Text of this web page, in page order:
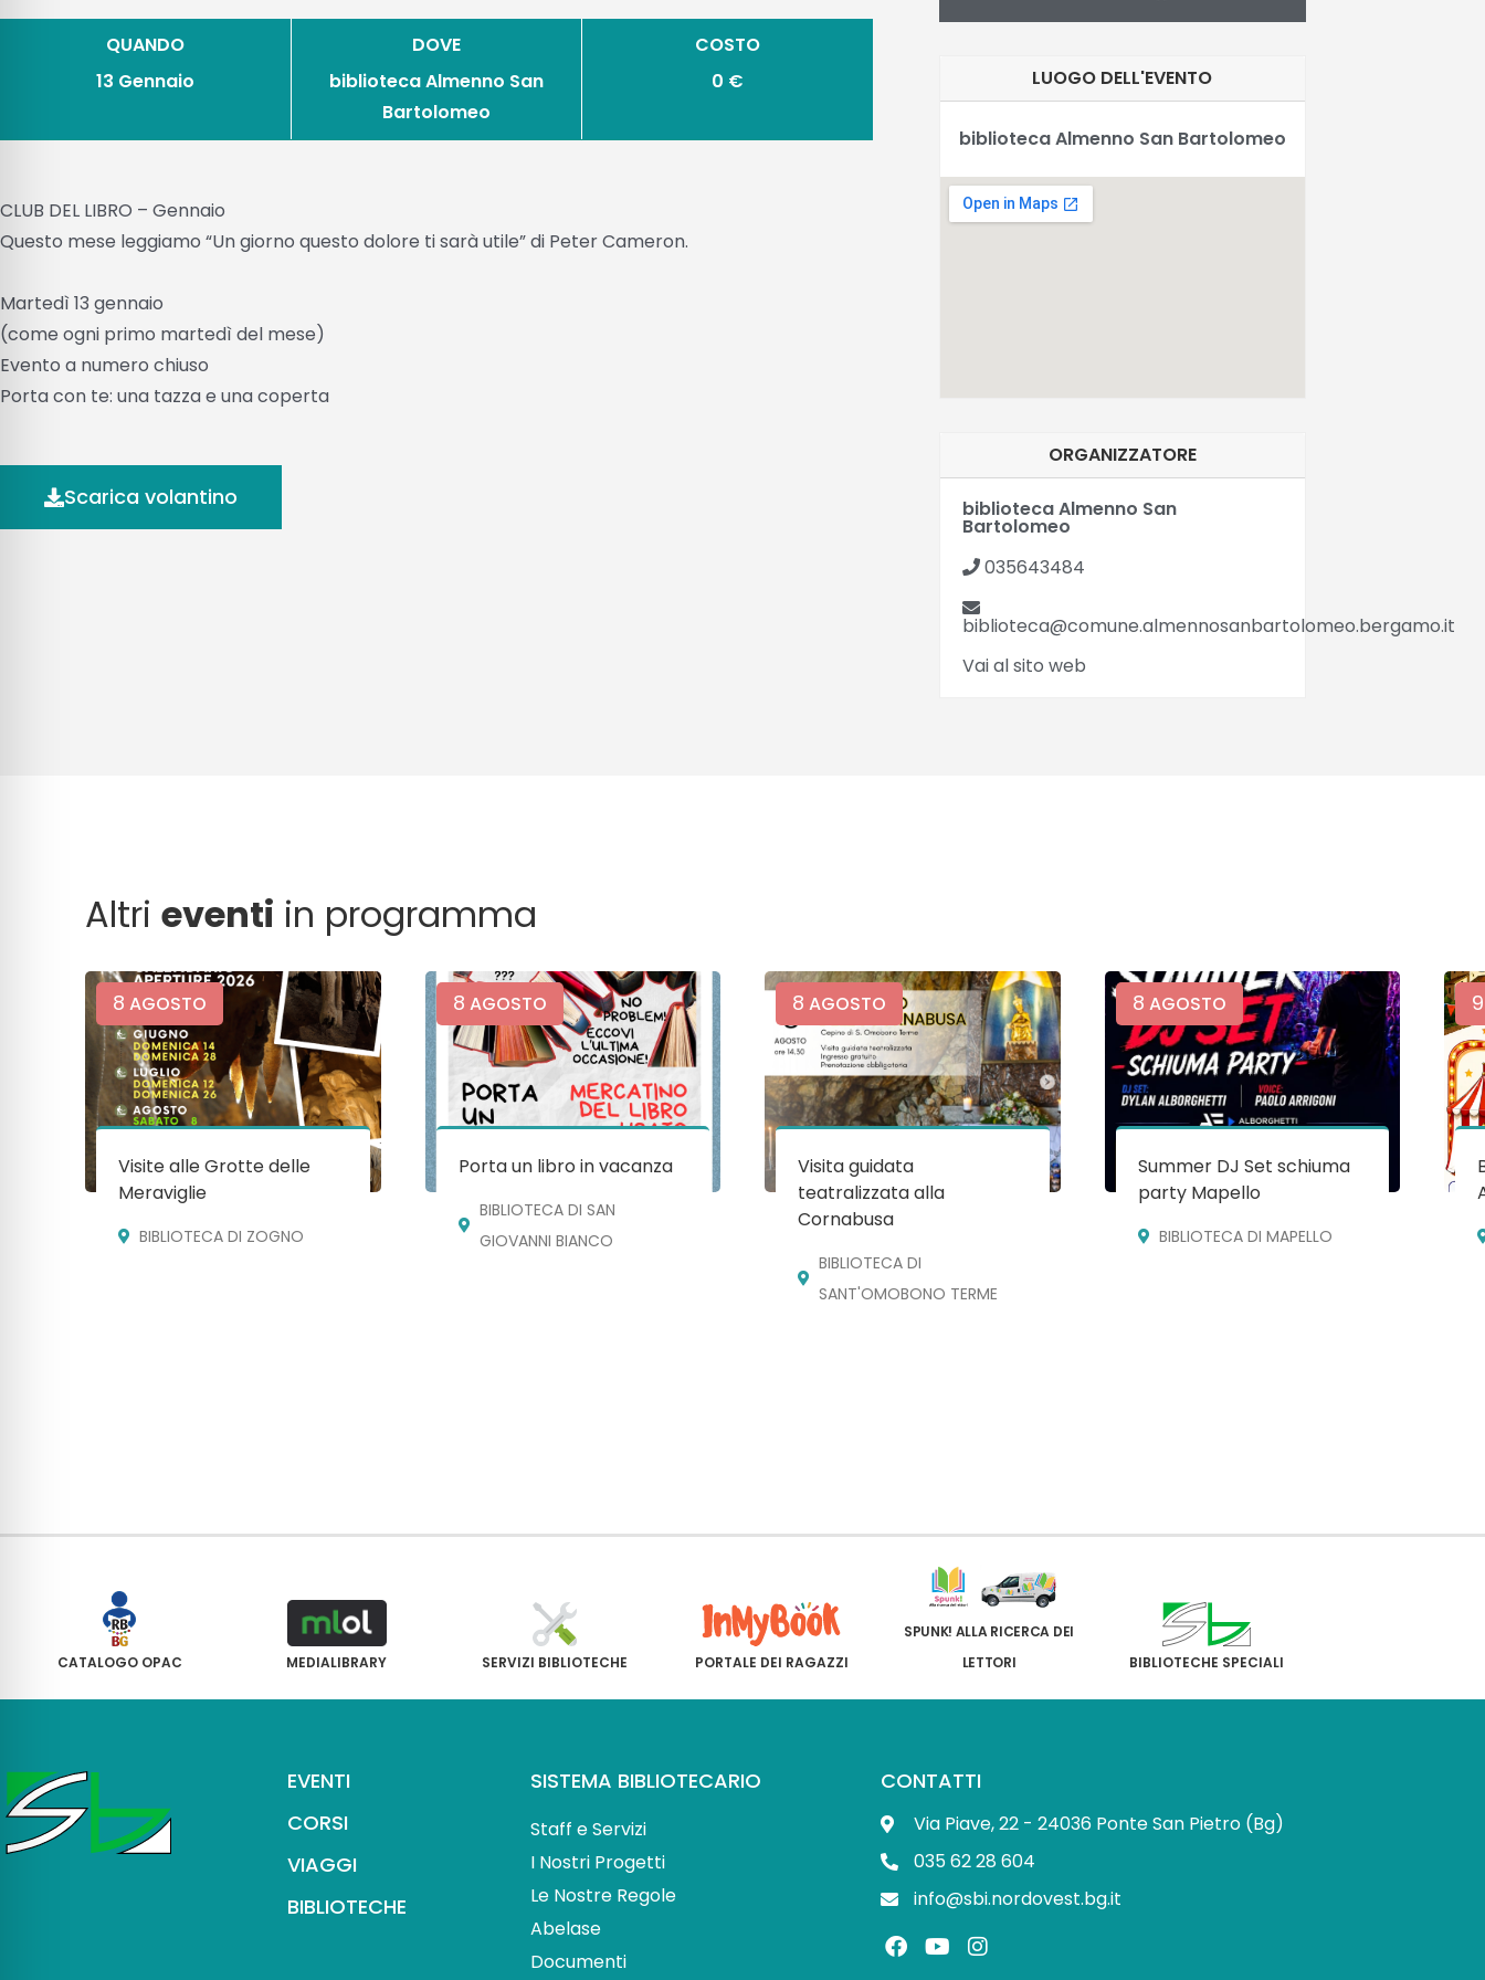
QUANDO
13 Gennaio
DOVE
biblioteca Almenno San
Bartolomeo
COSTO
0 €
CLUB DEL LIBRO – Gennaio
Questo mese leggiamo “Un giorno questo dolore ti sarà utile” di Peter Cameron.
Martedì 13 gennaio
(come ogni primo martedì del mese)
Evento a numero chiuso
Porta con te: una tazza e una coperta
Scarica volantino
LUOGO DELL'EVENTO
biblioteca Almenno San Bartolomeo
ORGANIZZATORE
biblioteca Almenno San
Bartolomeo
035643484
biblioteca@comune.almennosanbartolomeo.bergamo.it
Vai al sito web
Altrieventi in programma
8 AGOSTO
Visite alle Grotte delle
Meraviglie
BIBLIOTECA DI ZOGNO
8 AGOSTO
Porta un libro in vacanza
BIBLIOTECA DI SAN
GIOVANNI BIANCO
8 AGOSTO
Visita guidata
teatralizzata alla
Cornabusa
BIBLIOTECA DI
SANT'OMOBONO TERME
8 AGOSTO
Summer DJ Set schiuma
party Mapello
BIBLIOTECA DI MAPELLO
9
CATALOGO OPAC MEDIALIBRARY SERVIZI BIBLIOTECHE PORTALE DEI RAGAZZI
SPUNK! ALLA RICERCA DEI
LETTORI
BIBLIOTECHE SPECIALI
EVENTI
CORSI
VIAGGI
BIBLIOTECHE
SISTEMA BIBLIOTECARIO
Staff e Servizi
I Nostri Progetti
Le Nostre Regole
Abelase
Documenti
CONTATTI
Via Piave, 22 - 24036 Ponte San Pietro (Bg)
035 62 28 604
info@sbi.nordovest.bg.it
F
a
Y
o
I
n